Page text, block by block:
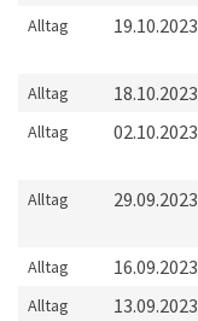
Alltag 19.10.2023
Alltag 18.10.2023
Alltag 02.10.2023
Alltag 29.09.2023
Alltag 16.09.2023
Alltag 13.09.2023